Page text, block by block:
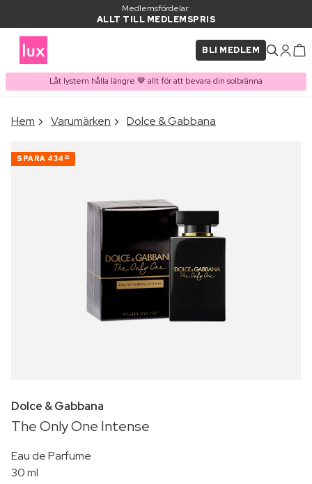
Medlemsfördelar:
ALLT TILL MEDLEMSPRIS
BLI MEDLEM
Låt lystern hålla längre 🤎 allt för att bevara din solbränna
PRODUKT I VARUKORGEN
Hem Varumärken Dolce & Gabbana
SPARA 434 00
Dolce & Gabbana
The Only One Intense
Eau de Parfume
30 ml